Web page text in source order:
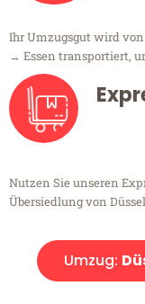
Ihr Umzugsgut wird
→ Essen transportiert,
Nutzen Sie unseren
Übersiedlung von
Umzug: